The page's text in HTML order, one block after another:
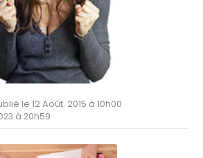
le 12 Août. 2015 à 10h00
à 20h59